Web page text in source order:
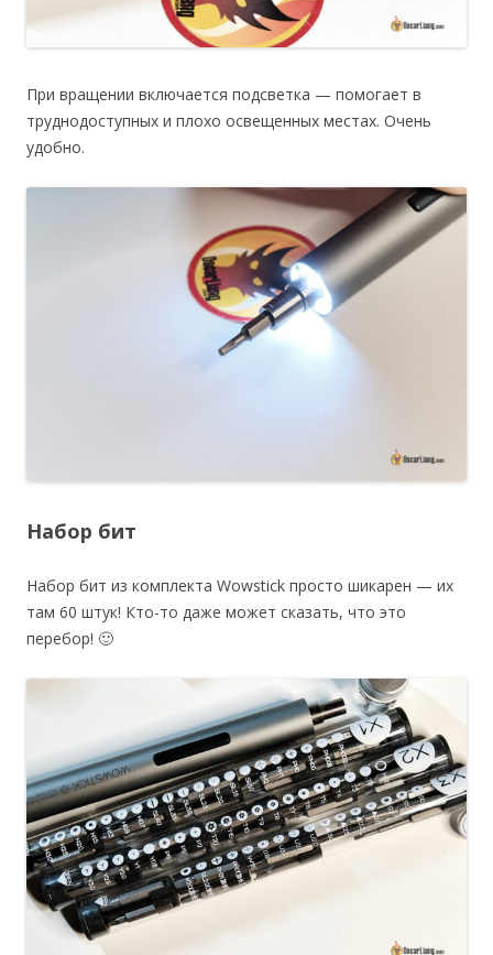
При вращении включается подсветка — помогает в
труднодоступных и плохо освещенных местах. Очень
удобно.
Набор бит
Набор бит из комплекта Wowstick просто шикарен — их
там 60 штук! Кто-то даже может сказать, что это
перебор! 🙂